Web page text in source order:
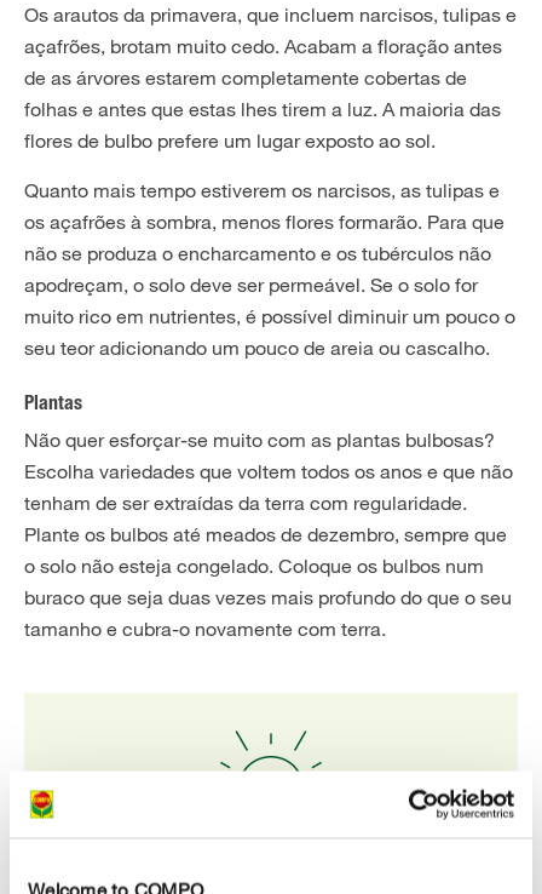
Os arautos da primavera, que incluem narcisos, tulipas e
açafrões, brotam muito cedo. Acabam a floração antes
de as árvores estarem completamente cobertas de
folhas e antes que estas lhes tirem a luz. A maioria das
flores de bulbo prefere um lugar exposto ao sol.
Quanto mais tempo estiverem os narcisos, as tulipas e
os açafrões à sombra, menos flores formarão. Para que
não se produza o encharcamento e os tubérculos não
apodreçam, o solo deve ser permeável. Se o solo for
muito rico em nutrientes, é possível diminuir um pouco o
seu teor adicionando um pouco de areia ou cascalho.
Plantas
Não quer esforçar-se muito com as plantas bulbosas?
Escolha variedades que voltem todos os anos e que não
tenham de ser extraídas da terra com regularidade.
Plante os bulbos até meados de dezembro, sempre que
o solo não esteja congelado. Coloque os bulbos num
buraco que seja duas vezes mais profundo do que o seu
tamanho e cubra-o novamente com terra.